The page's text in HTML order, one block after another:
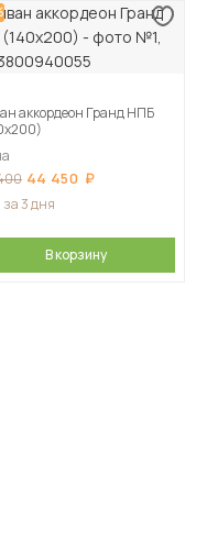
аккордеон Гранд НПБ
44 450
за 3 дня
В корзину